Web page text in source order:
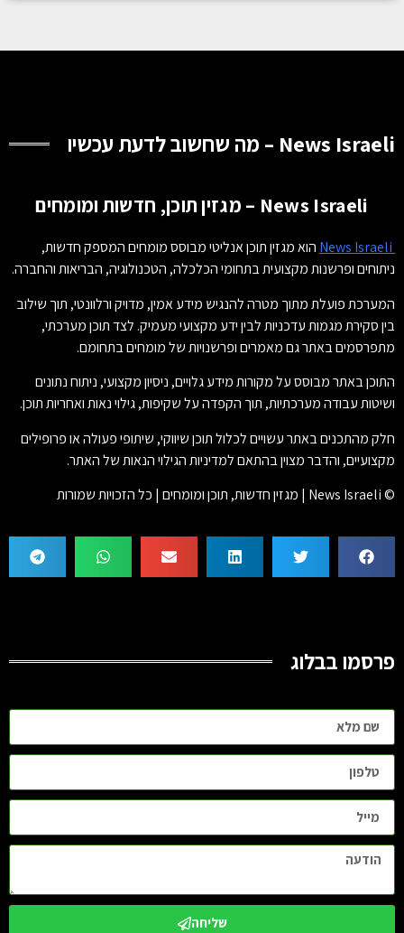
News Israeli – מה שחשוב לדעת עכשיו
News Israeli – מגזין תוכן, חדשות ומומחים
הוא מגזין תוכן אנליטי מבוסס מומחים המספק חדשות,
ניתוחים ופרשנות מקצועית בתחומי הכלכלה, הטכנולוגיה, הבריאות והחברה.
המערכת פועלת מתוך מטרה להנגיש מידע אמין, מדויק ורלוונטי, תוך שילוב
בין סקירת מגמות עדכניות לבין ידע מקצועי מעמיק. לצד תוכן מערכתי,
מתפרסמים באתר גם מאמרים ופרשנויות של מומחים בתחומם.
התוכן באתר מבוסס על מקורות מידע גלויים, ניסיון מקצועי, ניתוח נתונים
ושיטות עבודה מערכתיות, תוך הקפדה על שקיפות, גילוי נאות ואחריות תוכן.
חלק מהתכנים באתר עשויים לכלול תוכן שיווקי, שיתופי פעולה או פרופילים
מקצועיים, והדבר מצוין בהתאם למדיניות הגילוי הנאות של האתר.
© News Israeli | מגזין חדשות, תוכן ומומחים | כל הזכויות שמורות
פרסמו בבלוג
שליחה